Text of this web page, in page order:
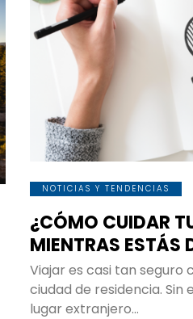
NOTICIAS Y TENDENCIAS
¿CÓMO CUIDAR
MIENTRAS ESTÁS
Viajar es casi tan seguro
ciudad de residencia. Sin
lugar extranjero…